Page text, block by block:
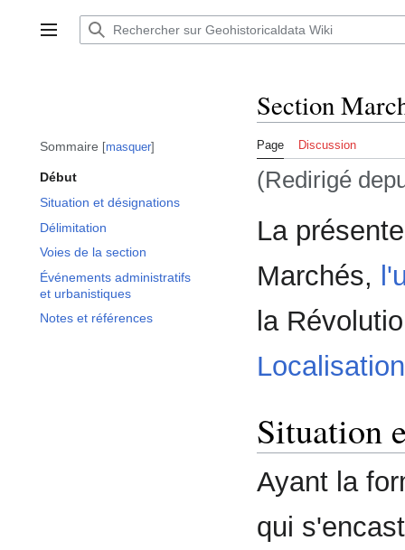
au
contenu
Afficher / masquer la barre latérale
Sommaire masquer
Début
Situation et désignations
Délimitation
Voies de la section
Événements administratifs
et urbanistiques
Notes et références
Section
Page Discussion
(Redirigé
La
Marchés,
la
Situation
Ayant la
qui